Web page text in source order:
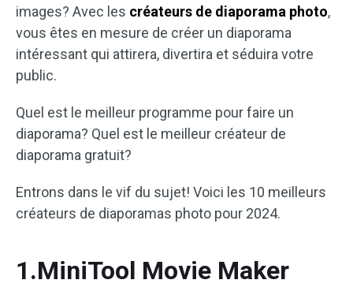
images? Avec les créateurs de diaporama photo,
vous êtes en mesure de créer un diaporama
intéressant qui attirera, divertira et séduira votre
public.
Quel est le meilleur programme pour faire un
diaporama? Quel est le meilleur créateur de
diaporama gratuit?
Entrons dans le vif du sujet! Voici les 10 meilleurs
créateurs de diaporamas photo pour 2024.
1.MiniTool Movie Maker